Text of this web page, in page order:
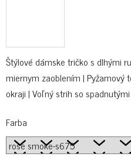
Štýlové dámske tričko s dlhými
miernym zaoblením | Pyžamový
okraji | Voľný strih so
Farba